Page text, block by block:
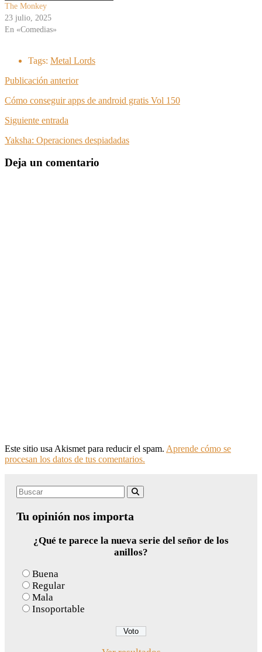
The Monkey
23 julio, 2025
En «Comedias»
Tags: Metal Lords
Publicación anterior
Cómo conseguir apps de android gratis Vol 150
Siguiente entrada
Yaksha: Operaciones despiadadas
Deja un comentario
Este sitio usa Akismet para reducir el spam. Aprende cómo se
procesan los datos de tus comentarios.
Search
Tu opinión nos importa
¿Qué te parece la nueva serie del señor de los
anillos?
Buena
Regular
Mala
Insoportable